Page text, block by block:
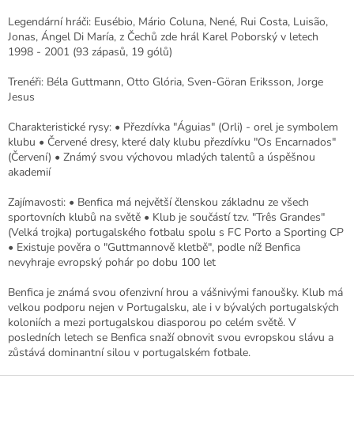
Legendární hráči: Eusébio, Mário Coluna, Nené, Rui Costa, Luisão,
Jonas, Ángel Di María, z Čechů zde hrál Karel Poborský v letech
1998 - 2001 (93 zápasů, 19 gólů)
Trenéři: Béla Guttmann, Otto Glória, Sven-Göran Eriksson, Jorge
Jesus
Charakteristické rysy: • Přezdívka "Águias" (Orli) - orel je symbolem
klubu • Červené dresy, které daly klubu přezdívku "Os Encarnados"
(Červení) • Známý svou výchovou mladých talentů a úspěšnou
akademií
Zajímavosti: • Benfica má největší členskou základnu ze všech
sportovních klubů na světě • Klub je součástí tzv. "Três Grandes"
(Velká trojka) portugalského fotbalu spolu s FC Porto a Sporting CP
• Existuje pověra o "Guttmannově kletbě", podle níž Benfica
nevyhraje evropský pohár po dobu 100 let
Benfica je známá svou ofenzivní hrou a vášnivými fanoušky. Klub má
velkou podporu nejen v Portugalsku, ale i v bývalých portugalských
koloniích a mezi portugalskou diasporou po celém světě. V
posledních letech se Benfica snaží obnovit svou evropskou slávu a
zůstává dominantní silou v portugalském fotbale.
Z